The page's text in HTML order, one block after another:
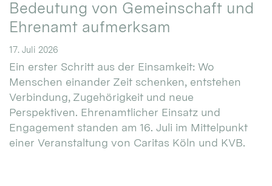
Bedeutung von Gemeinschaft und
Ehrenamt aufmerksam
17. Juli 2026
Ein erster Schritt aus der Einsamkeit: Wo
Menschen einander Zeit schenken, entstehen
Verbindung, Zugehörigkeit und neue
Perspektiven. Ehrenamtlicher Einsatz und
Engagement standen am 16. Juli im Mittelpunkt
einer Veranstaltung von Caritas Köln und KVB.